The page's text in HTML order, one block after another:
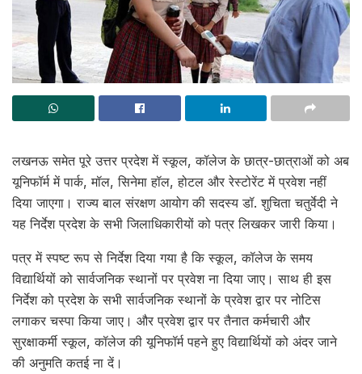
लखनऊ समेत पूरे उत्तर प्रदेश में स्कूल, कॉलेज के छात्र-छात्राओं को अब
यूनिफॉर्म में पार्क, मॉल, सिनेमा हॉल, होटल और रेस्टोरेंट में प्रवेश नहीं
दिया जाएगा। राज्य बाल संरक्षण आयोग की सदस्य डॉ. शुचिता चतुर्वेदी ने
यह निर्देश प्रदेश के सभी जिलाधिकारीयों को पत्र लिखकर जारी किया।
पत्र में स्पष्ट रूप से निर्देश दिया गया है कि स्कूल, कॉलेज के समय
विद्यार्थियों को सार्वजनिक स्थानों पर प्रवेश ना दिया जाए। साथ ही इस
निर्देश को प्रदेश के सभी सार्वजनिक स्थानों के प्रवेश द्वार पर नोटिस
लगाकर चस्पा किया जाए। और प्रवेश द्वार पर तैनात कर्मचारी और
सुरक्षाकर्मी स्कूल, कॉलेज की यूनिफॉर्म पहने हुए विद्यार्थियों को अंदर जाने
की अनुमति कतई ना दें।